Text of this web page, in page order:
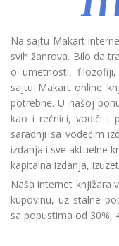
Na sajtu Makart
svih žanrova. Bilo da
o umetnosti,
sajtu Makart online
potrebne. U našoj
kao i rečnici, vodiči i
saradnji sa vodećim
izdanja i sve aktuelne
kapitalna izdanja,
Naša internet knjižara
kupovinu, uz stalne
sa popustima od 30%,